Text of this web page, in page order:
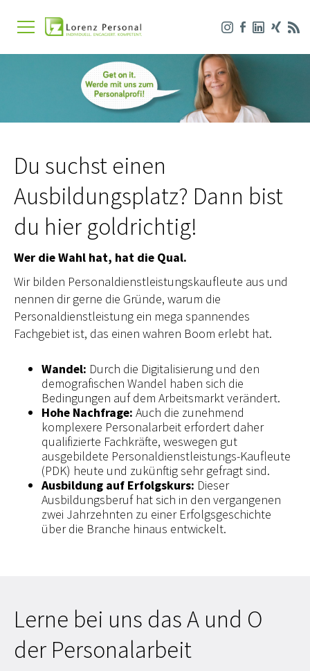
Du suchst einen
Ausbildungsplatz? Dann bist
du hier goldrichtig!
Wer die Wahl hat, hat die Qual.
Wir bilden Personaldienstleistungskaufleute aus und
nennen dir gerne die Gründe, warum die
Personaldienstleistung ein mega spannendes
Fachgebiet ist, das einen wahren Boom erlebt hat.
Wandel: Durch die Digitalisierung und den
demografischen Wandel haben sich die
Bedingungen auf dem Arbeitsmarkt verändert.
Hohe Nachfrage: Auch die zunehmend
komplexere Personalarbeit erfordert daher
qualifizierte Fachkräfte, weswegen gut
ausgebildete Personaldienstleistungs-Kaufleute
(PDK) heute und zukünftig sehr gefragt sind.
Ausbildung auf Erfolgskurs: Dieser
Ausbildungsberuf hat sich in den vergangenen
zwei Jahrzehnten zu einer Erfolgsgeschichte
über die Branche hinaus entwickelt.
Lerne bei uns das A und O
der Personalarbeit